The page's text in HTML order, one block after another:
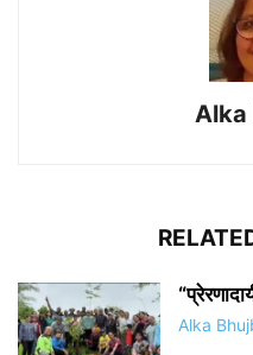
Alka
Alka